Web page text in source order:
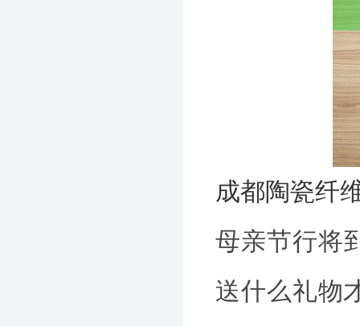
成都陶瓷纤
母亲节行将
送什么礼物